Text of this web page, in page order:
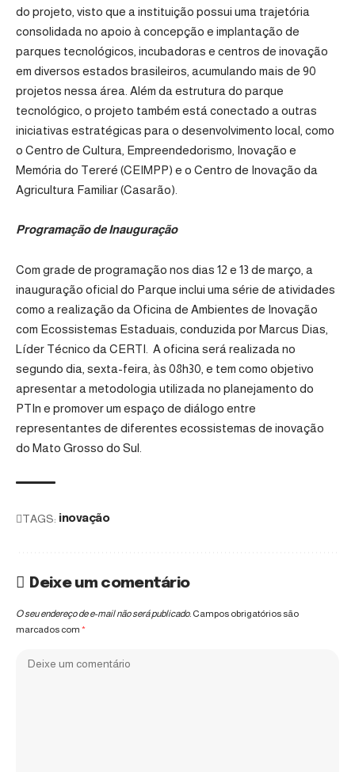
do projeto, visto que a instituição possui uma trajetória
consolidada no apoio à concepção e implantação de
parques tecnológicos, incubadoras e centros de inovação
em diversos estados brasileiros, acumulando mais de 90
projetos nessa área. Além da estrutura do parque
tecnológico, o projeto também está conectado a outras
iniciativas estratégicas para o desenvolvimento local, como
o Centro de Cultura, Empreendedorismo, Inovação e
Memória do Tereré (CEIMPP) e o Centro de Inovação da
Agricultura Familiar (Casarão).
Programação de Inauguração
Com grade de programação nos dias 12 e 13 de março, a
inauguração oficial do Parque inclui uma série de atividades
como a realização da Oficina de Ambientes de Inovação
com Ecossistemas Estaduais, conduzida por Marcus Dias,
Líder Técnico da CERTI. A oficina será realizada no
segundo dia, sexta-feira, às 08h30, e tem como objetivo
apresentar a metodologia utilizada no planejamento do
PTIn e promover um espaço de diálogo entre
representantes de diferentes ecossistemas de inovação
do Mato Grosso do Sul.
TAGS: inovação
Deixe um comentário
O seu endereço de e-mail não será publicado. Campos obrigatórios são
marcados com *